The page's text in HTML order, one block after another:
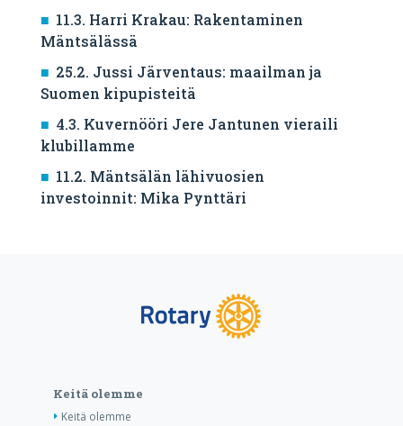
11.3. Harri Krakau: Rakentaminen
Mäntsälässä
25.2. Jussi Järventaus: maailman ja
Suomen kipupisteitä
4.3. Kuvernööri Jere Jantunen vieraili
klubillamme
11.2. Mäntsälän lähivuosien
investoinnit: Mika Pynttäri
Keitä olemme
Keitä olemme